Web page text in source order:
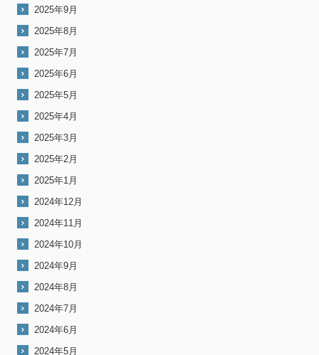
2025年9月
2025年8月
2025年7月
2025年6月
2025年5月
2025年4月
2025年3月
2025年2月
2025年1月
2024年12月
2024年11月
2024年10月
2024年9月
2024年8月
2024年7月
2024年6月
2024年5月